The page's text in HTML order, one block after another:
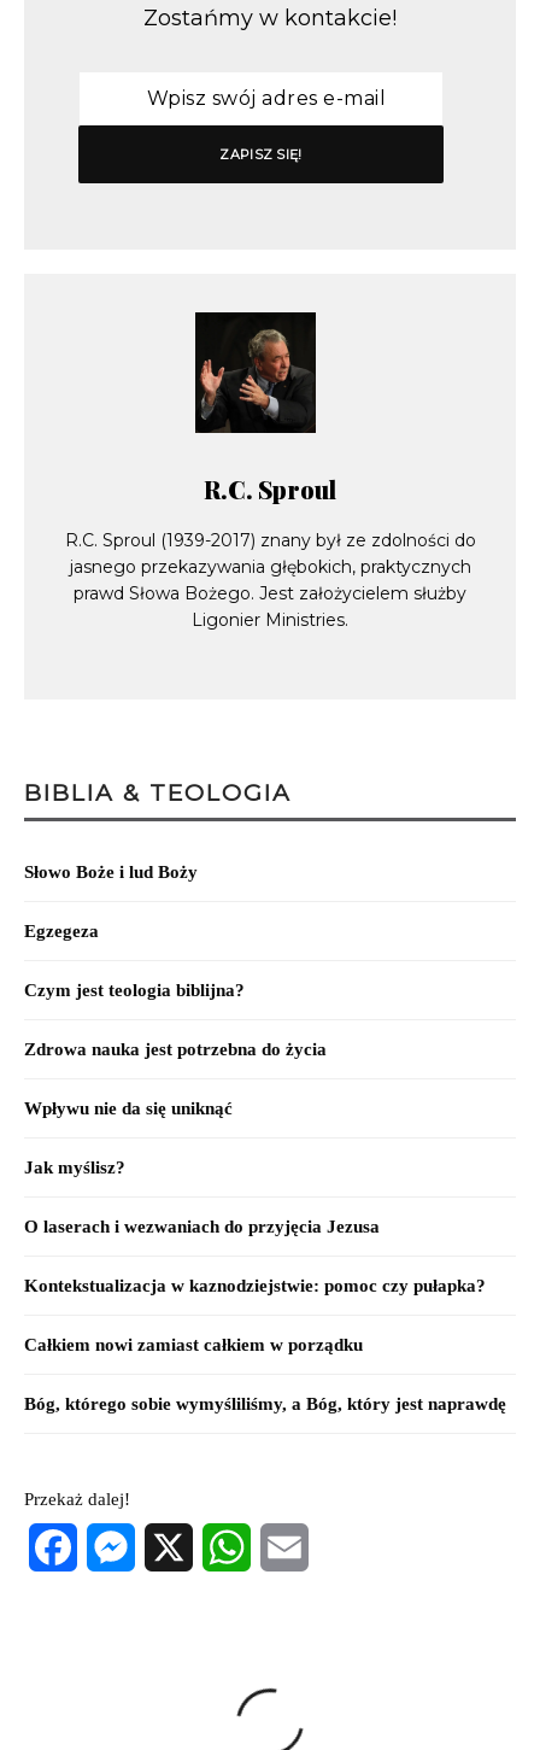
Zostańmy w kontakcie!
R.C. Sproul
R.C. Sproul (1939-2017) znany był ze zdolności do
jasnego przekazywania głębokich, praktycznych
prawd Słowa Bożego. Jest założycielem służby
Ligonier Ministries.
BIBLIA & TEOLOGIA
Słowo Boże i lud Boży
Egzegeza
Czym jest teologia biblijna?
Zdrowa nauka jest potrzebna do życia
Wpływu nie da się uniknąć
Jak myślisz?
O laserach i wezwaniach do przyjęcia Jezusa
Kontekstualizacja w kaznodziejstwie: pomoc czy pułapka?
Całkiem nowi zamiast całkiem w porządku
Bóg, którego sobie wymyśliliśmy, a Bóg, który jest naprawdę
Przekaż dalej!